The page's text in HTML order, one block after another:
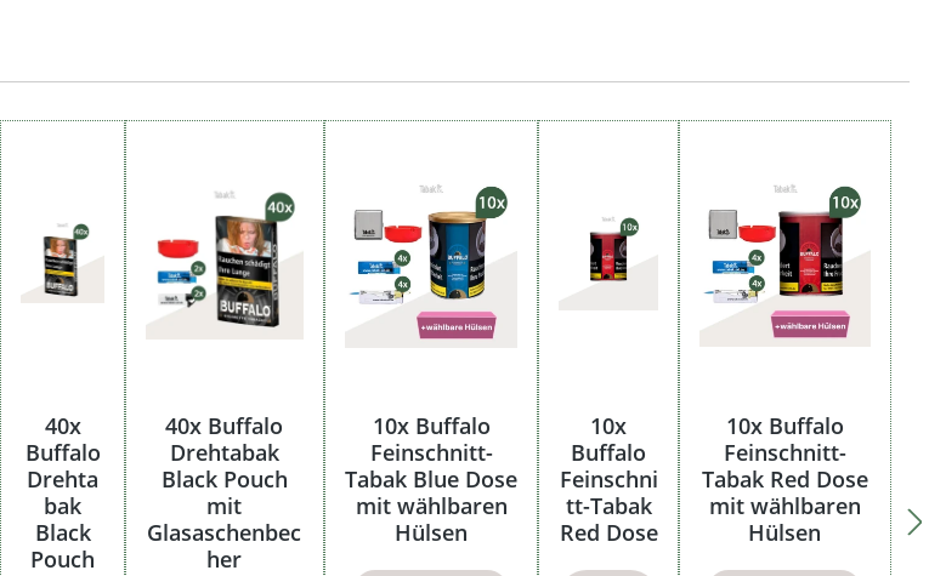
40x
Buffalo
Drehta
bak
Black
Pouch
40x Buffalo
Drehtabak
Black Pouch
mit
Glasaschenbec
her
10x Buffalo
Feinschnitt-
Tabak Blue Dose
mit wählbaren
Hülsen
10x
Buffalo
Feinschni
tt-Tabak
Red Dose
10x Buffalo
Feinschnitt-
Tabak Red Dose
mit wählbaren
Hülsen